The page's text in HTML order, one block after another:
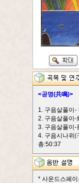
<공명(共鳴)>
1. 구음살풀이-
2. 구음살풀이-
3. 구음살풀이-
4. 구음시나위(
총:50:37
* 사운드스페